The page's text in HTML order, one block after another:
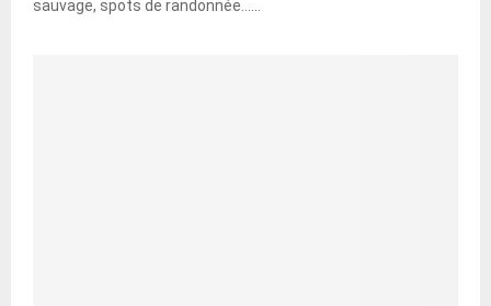
sauvage, spots de randonnée......